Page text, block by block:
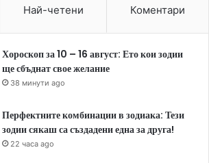
Най-четени Коментари
Хороскоп за 10 – 16 август: Ето кои зодии
ще сбъднат свое желание
38 минути ago
Перфектните комбинации в зодиака: Тези
зодии сякаш са създадени една за друга!
22 часа ago